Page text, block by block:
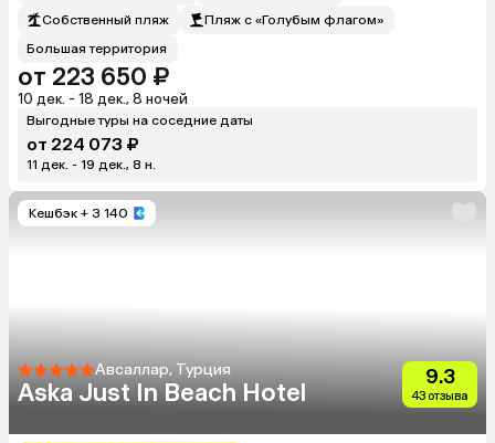
Собственный пляж
Пляж с «Голубым флагом»
Большая территория
от 223 650 ₽
10 дек. - 18 дек., 8 ночей
Выгодные туры на соседние даты
от 224 073 ₽
11 дек. - 19 дек., 8 н.
Кешбэк + 3 140
Авсаллар, Турция
Aska Just In Beach Hotel
9.3
43 отзыва